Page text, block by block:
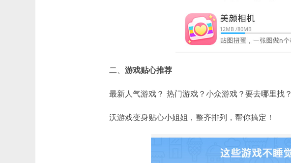
二、 游戏贴心推荐
最新人气游戏？ 热门游戏？小众游戏？要去哪里找？
沃游戏变身贴心小姐姐，整齐排列，帮你搞定！